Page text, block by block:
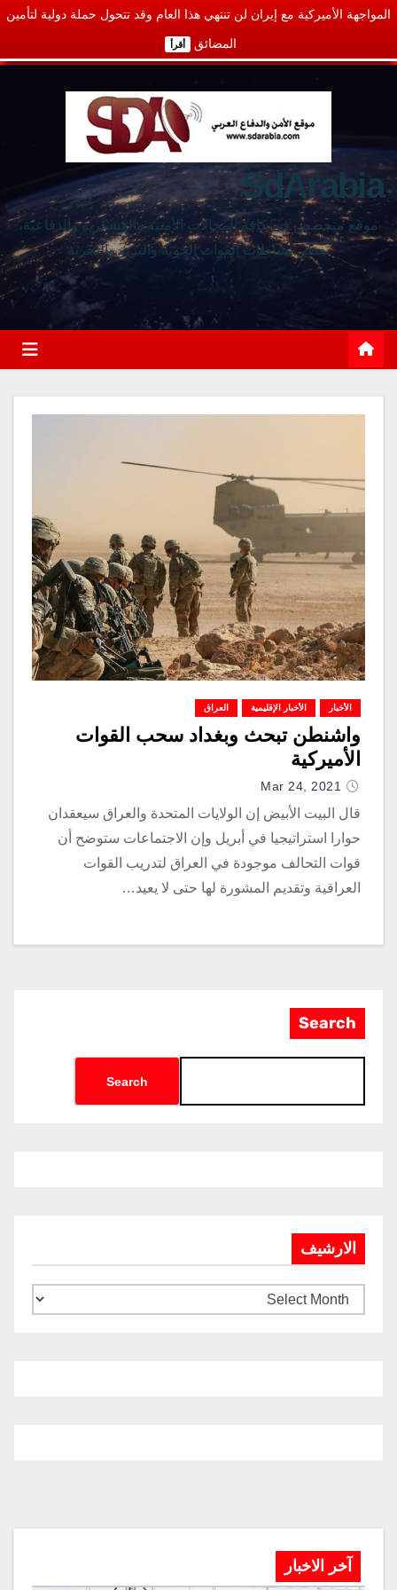
المواجهة الأميركية مع إيران لن تنتهي هذا العام وقد تتحول حملة دولية لتأمين
المضائق أقرأ
SdArabia
موقع متخصص في كافة المجالات الأمنية والعسكرية والدفاعية،
يغطي نشاطات القوات الجوية والبرية والبحرية
الأخبار الأخبار الإقليمية العراق
واشنطن تبحث وبغداد سحب القوات
الأميركية
Mar 24, 2021
قال البيت الأبيض إن الولايات المتحدة والعراق سيعقدان
حوارا استراتيجيا في أبريل وإن الاجتماعات ستوضح أن
قوات التحالف موجودة في العراق لتدريب القوات
العراقية وتقديم المشورة لها حتى لا يعيد…
Search
Search
الارشيف
آخر الاخبار